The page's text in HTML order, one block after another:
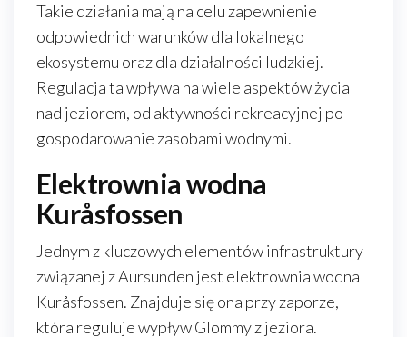
Takie działania mają na celu zapewnienie
odpowiednich warunków dla lokalnego
ekosystemu oraz dla działalności ludzkiej.
Regulacja ta wpływa na wiele aspektów życia
nad jeziorem, od aktywności rekreacyjnej po
gospodarowanie zasobami wodnymi.
Elektrownia wodna
Kuråsfossen
Jednym z kluczowych elementów infrastruktury
związanej z Aursunden jest elektrownia wodna
Kuråsfossen. Znajduje się ona przy zaporze,
która reguluje wypływ Glommy z jeziora.